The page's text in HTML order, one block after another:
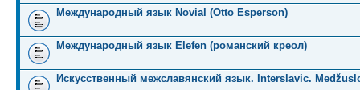
Международный язык Novial (Otto Esperson)
Международный язык Elefen (романский креол)
Искусственный межславянский язык. Interslavic.